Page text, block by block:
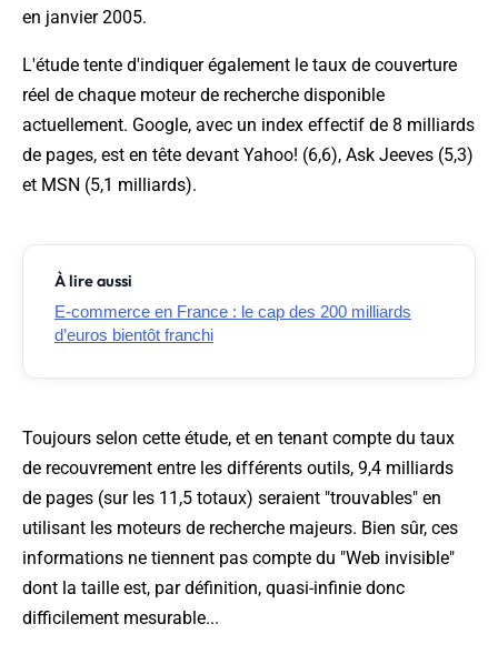
en janvier 2005.
L'étude tente d'indiquer également le taux de couverture
réel de chaque moteur de recherche disponible
actuellement. Google, avec un index effectif de 8 milliards
de pages, est en tête devant Yahoo! (6,6), Ask Jeeves (5,3)
et MSN (5,1 milliards).
À lire aussi
E-commerce en France : le cap des 200 milliards
d’euros bientôt franchi
Toujours selon cette étude, et en tenant compte du taux
de recouvrement entre les différents outils, 9,4 milliards
de pages (sur les 11,5 totaux) seraient "trouvables" en
utilisant les moteurs de recherche majeurs. Bien sûr, ces
informations ne tiennent pas compte du "Web invisible"
dont la taille est, par définition, quasi-infinie donc
difficilement mesurable...